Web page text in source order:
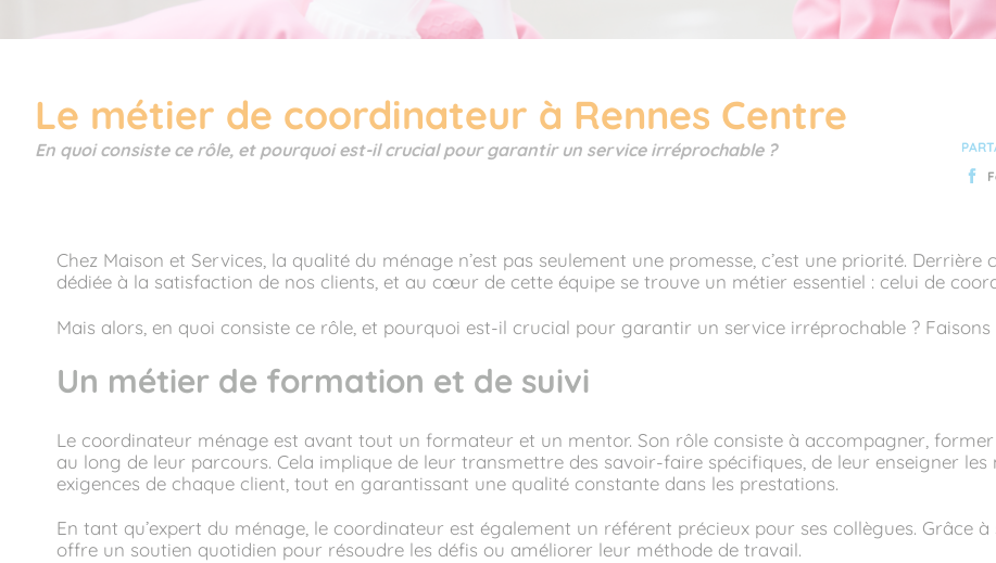
Le métier de coordinateur à Rennes Centre
En quoi consiste ce rôle, et pourquoi est-il crucial pour garantir un service irréprochable ?
Chez Maison et Services, la qualité du ménage n’est pas seulement une promesse, c’est une priorité.
dédiée à la satisfaction de nos clients, et au cœur de cette équipe se trouve un métier essentiel : celui de
Mais alors, en quoi consiste ce rôle, et pourquoi est-il crucial pour garantir un service irréprochable ? Faisons
Un métier de formation et de suivi
Le coordinateur ménage est avant tout un formateur et un mentor. Son rôle consiste à accompagner,
au long de leur parcours. Cela implique de leur transmettre des savoir-faire spécifiques, de leur enseigner
exigences de chaque client, tout en garantissant une qualité constante dans les prestations.
En tant qu’expert du ménage, le coordinateur est également un référent précieux pour ses collègues. Grâce
offre un soutien quotidien pour résoudre les défis ou améliorer leur méthode de travail.